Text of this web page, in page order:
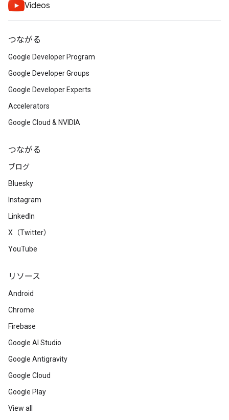
Videos
つながる
Google Developer Program
Google Developer Groups
Google Developer Experts
Accelerators
Google Cloud & NVIDIA
つながる
ブログ
Bluesky
Instagram
LinkedIn
X（Twitter）
YouTube
リソース
Android
Chrome
Firebase
Google AI Studio
Google Antigravity
Google Cloud
Google Play
View all